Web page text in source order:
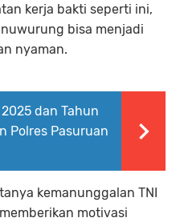
kerja bakti seperti ini,
bisa menjadi
nyaman.
dan Tahun
Polres Pasuruan
kemanunggalan TNI
motivasi